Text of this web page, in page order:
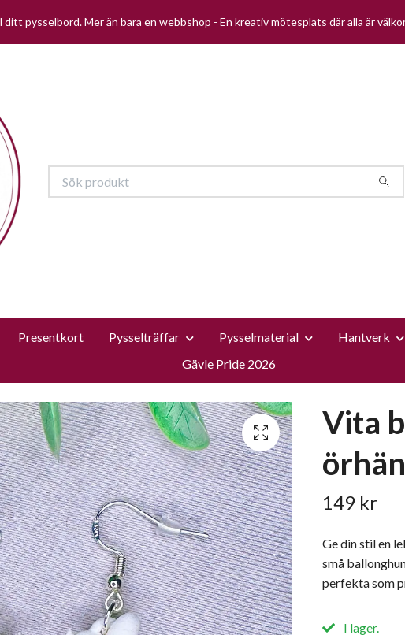
pysselbord. Mer än bara en webbshop - En kreativ mötesplats där alla är
Presentkort Pysselträffar Pysselmaterial Hantverk
Gävle Pride 2026
Vita
149 kr
Ge din stil en
små
perfekta som
I lager.